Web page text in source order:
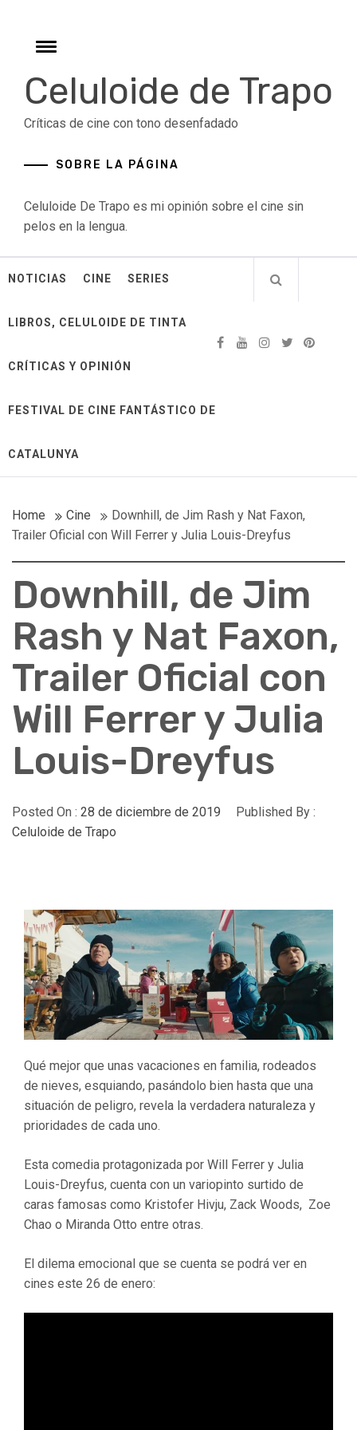
contentToggle
Celuloide de Trapo
Críticas de cine con tono desenfadado
SOBRE LA PÁGINA
Celuloide De Trapo es mi opinión sobre el cine sin
pelos en la lengua.
NOTICIAS CINE SERIES
LIBROS, CELULOIDE DE TINTA
CRÍTICAS Y OPINIÓN
FESTIVAL DE CINE FANTÁSTICO DE
CATALUNYA
Home Cine
Downhill, de Jim Rash y Nat Faxon,
Trailer Oficial con Will Ferrer y Julia Louis-Dreyfus
Downhill, de Jim
Rash y Nat Faxon,
Trailer Oficial con
Will Ferrer y Julia
Louis-Dreyfus
Posted On : 28 de diciembre de 2019
Published By :
Celuloide de Trapo
Qué mejor que unas vacaciones en familia, rodeados
de nieves, esquiando, pasándolo bien hasta que una
situación de peligro, revela la verdadera naturaleza y
prioridades de cada uno.
Esta comedia protagonizada por Will Ferrer y Julia
Louis-Dreyfus, cuenta con un variopinto surtido de
caras famosas como Kristofer Hivju, Zack Woods, Zoe
Chao o Miranda Otto entre otras.
El dilema emocional que se cuenta se podrá ver en
cines este 26 de enero: